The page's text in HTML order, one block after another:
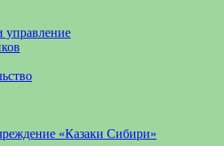
управление
«Казаки Сибири»